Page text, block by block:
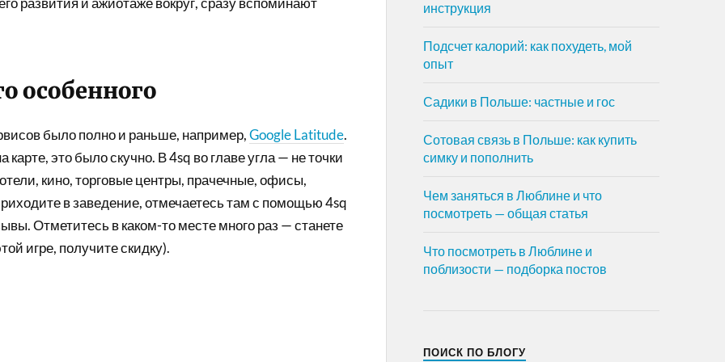
особенного
было полно и раньше, например,Google Latitude.
это было скучно. В 4sq во главе угла — не точки
кино, торговые центры, прачечные, офисы,
в заведение, отмечаетесь там с помощью 4sq
Отметитесь в каком-то месте много раз — станете
игре, получите скидку).
инструкция
Подсчет калорий: как похудеть, мой
опыт
Садики в Польше: частные и гос
Сотовая связь в Польше: как купить
симку и пополнить
Чем заняться в Люблине и что
посмотреть — общая статья
Что посмотреть в Люблине и
поблизости — подборка постов
ПОИСК ПО БЛОГУ